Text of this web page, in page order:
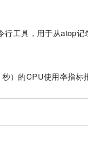
工具，用于从atop
）的CPU使用率指标